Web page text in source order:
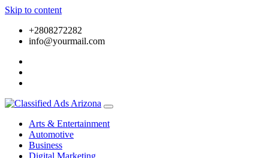
Skip to content
+2808272282
info@yourmail.com
Arts & Entertainment
Automotive
Business
Digital Marketing